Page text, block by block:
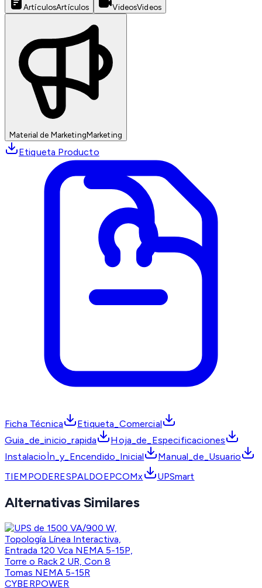
ArtículosArtículos VideosVideos
Material de MarketingMarketing
Etiqueta Producto
Ficha Técnica
Etiqueta_Comercial
Guia_de_inicio_rapida
Hoja_de_Especificaciones
InstalacioÌn_y_Encendido_Inicial
Manual_de_Usuario
TIEMPODERESPALDOEPCOMx
UPSmart
Alternativas Similares
CYBERPOWER